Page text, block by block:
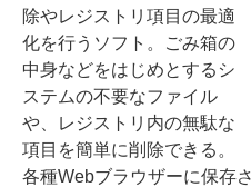
除やレジストリ項目の最適
化を行うソフト。ごみ箱の
中身などをはじめとするシ
ステムの不要なファイル
や、レジストリ内の無駄な
項目を簡単に削除できる。
各種Webブラウザーに保存